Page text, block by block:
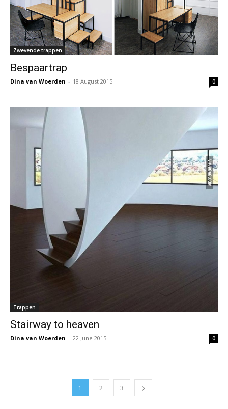
Zwevende trappen
Bespaartrap
Dina van Woerden - 18 August 2015 0
Trappen
Stairway to heaven
Dina van Woerden - 22 June 2015 0
1 2 3